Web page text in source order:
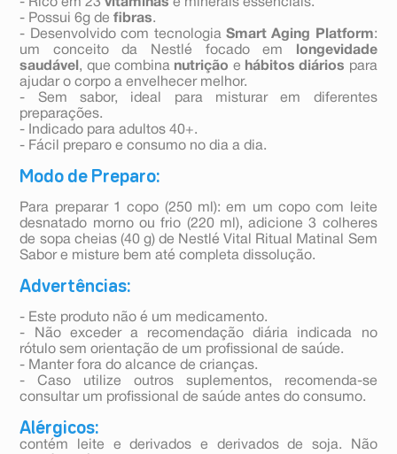
- Rico em 23vitaminas e minerais essenciais.
- Possui 6g defibras.
- Desenvolvido com tecnologia Smart Aging Platform:
um conceito da Nestlé focado em
longevidade
saudável , que combina nutrição e hábitos diários para
ajudar o corpo a envelhecer melhor.
- Sem sabor, ideal para misturar em diferentes
preparações.
- Indicado para adultos 40+.
- Fácil preparo e consumo no dia a dia.
Modo de Preparo:
Para preparar 1 copo (250 ml): em um copo com leite
desnatado morno ou frio (220 ml), adicione 3 colheres
de sopa cheias (40 g) de Nestlé Vital Ritual Matinal Sem
Sabor e misture bem até completa dissolução.
Advertências:
- Este produto não é um medicamento.
- Não exceder a recomendação diária indicada no
rótulo sem orientação de um profissional de saúde.
- Manter fora do alcance de crianças.
- Caso utilize outros suplementos, recomenda-se
consultar um profissional de saúde antes do consumo.
Alérgicos:
contém leite e derivados e derivados de soja. Não